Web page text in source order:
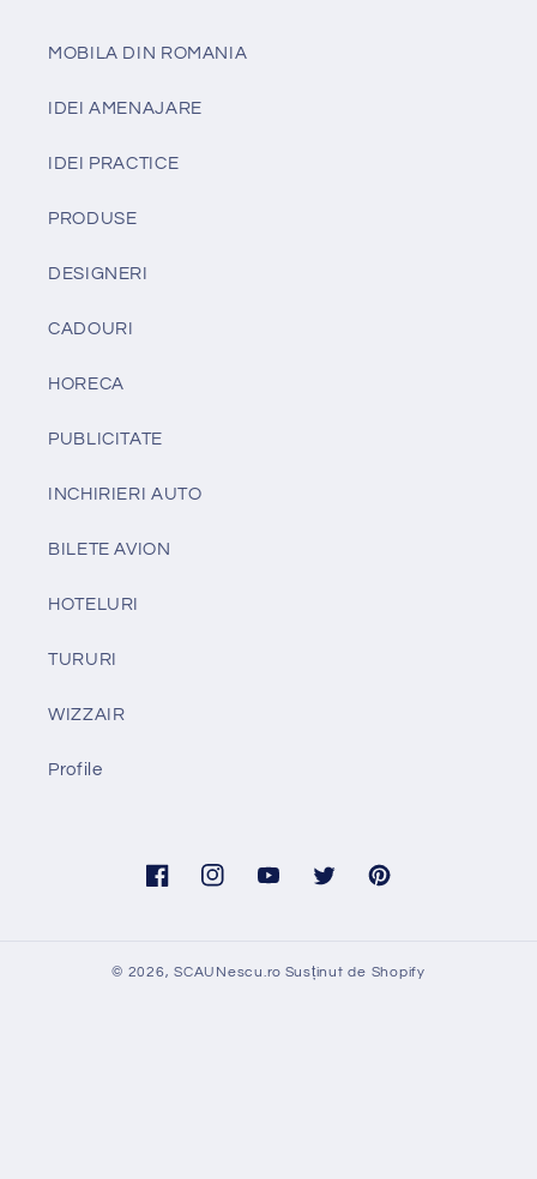
MOBILA DIN ROMANIA
IDEI AMENAJARE
IDEI PRACTICE
PRODUSE
DESIGNERI
CADOURI
HORECA
PUBLICITATE
INCHIRIERI AUTO
BILETE AVION
HOTELURI
TURURI
WIZZAIR
Profile
FacebookInstagramYouTubeTwitter Pinterest
© 2026,SCAUNescu.ro Susținut de Shopify